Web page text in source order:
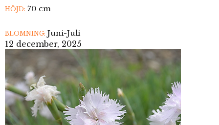
HÖJD: 70 cm
BLOMNING: Juni-Juli
12 december, 2025